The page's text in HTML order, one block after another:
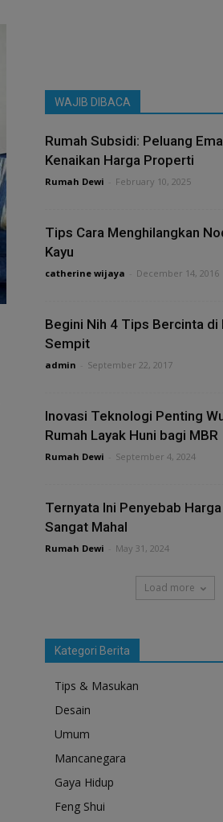
WAJIB DIBACA
Rumah Subsidi: Peluang
Kenaikan Harga Properti
Rumah Dewi February 10, 2025
Tips Cara Menghilangkan
Kayu
catherine wijaya December 14, 2016
Begini Nih 4 Tips Bercinta di
Sempit
admin September 22, 2017
Inovasi Teknologi Penting
Rumah Layak Huni bagi MBR
Rumah Dewi September 4, 2024
Ternyata Ini Penyebab
Sangat Mahal
Rumah Dewi May 31, 2024
Load more
Kategori Berita
Tips & Masukan
Desain
Umum
Mancanegara
Gaya Hidup
Feng Shui